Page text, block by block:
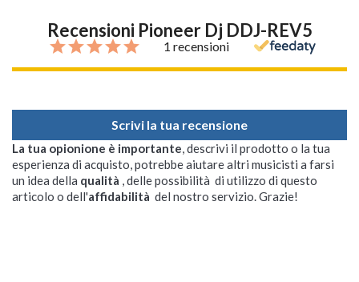
Recensioni Pioneer Dj DDJ-REV5
1 recensioni
Scrivi la tua recensione
La tua opionione è importante , descrivi il prodotto o la tua
esperienza di acquisto, potrebbe aiutare altri musicisti a farsi
un idea della qualità , delle possibilità di utilizzo di questo
articolo o dell'affidabilità del nostro servizio. Grazie!